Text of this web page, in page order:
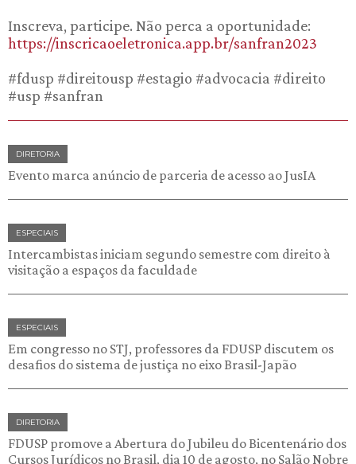
Inscreva, participe. Não perca a oportunidade:
https://inscricaoeletronica.app.br/sanfran2023
#fdusp #direitousp #estagio #advocacia #direito
#usp #sanfran
DIRETORIA
Evento marca anúncio de parceria de acesso ao JusIA
ESPECIAIS
Intercambistas iniciam segundo semestre com direito à
visitação a espaços da faculdade
ESPECIAIS
Em congresso no STJ, professores da FDUSP discutem os
desafios do sistema de justiça no eixo Brasil-Japão
DIRETORIA
FDUSP promove a Abertura do Jubileu do Bicentenário dos
Cursos Jurídicos no Brasil, dia 10 de agosto, no Salão Nobre